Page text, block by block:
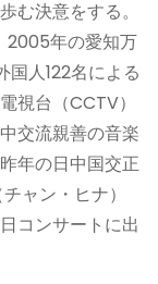
む決意をする。
2005年の愛知万
国人122名による
視台（CCTV）
交流親善の音楽
年の日中国交正
ャン・ヒナ）
コンサートに出